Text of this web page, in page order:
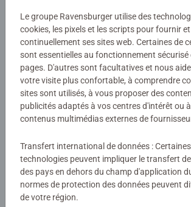
de vie. L'enfant découvre ainsi que
nid, le lapin dans un terrier, le petit
Les pièces de puzzles autocorrectives lui
vérifier si les 12 paires d'illustrations sont
associées. Une façon très amusante de
animaux et leurs habitats et d'apprendre
Ce jeu favorise ainsi le développement du
développement de l'imaginaire de
Numéro d'article:
24037
EAN:
4005556240371
Avertissements et informations du
Aucune évaluation n'a
0/0
Le groupe Ravensburger utilise des
cookies, les pixels et les scripts pour fournir
continuellement ses sites web. Certaines de
sont essentielles au fonctionnement sécurisé
pages. D'autres sont facultatives et nous
votre visite plus confortable, à comprendre
sites sont utilisés, à vous proposer des
publicités adaptés à vos centres d'intérêt ou
contenus multimédias externes de
Transfert international de données :
technologies peuvent impliquer le transfert
des pays en dehors du champ d'application
normes de protection des données peuvent
de votre région.